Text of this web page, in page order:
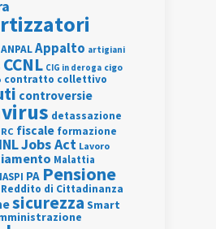
ANPALAppalto artigiani
CCNL CIG in deroga cigo
contratto collettivo
controversie
detassazione
fiscale formazione
INLJobs Act Lavoro
Malattia
PA Pensione
Reddito di Cittadinanza
sicurezza Smart